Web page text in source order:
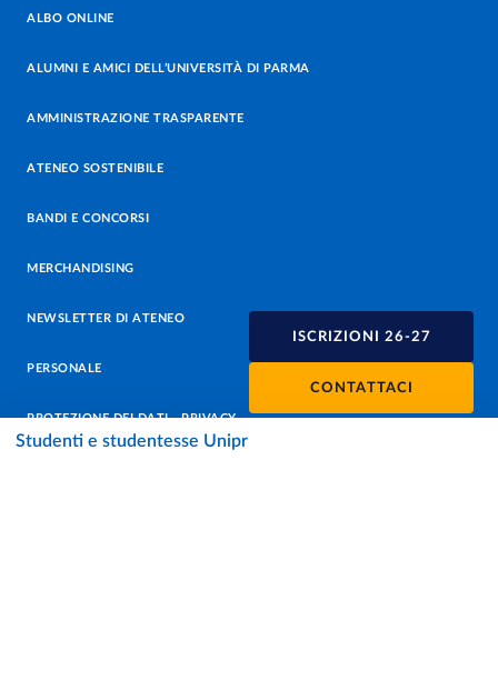
ISCRIZIONI 26-27
CONTATTACI
Studenti e studentesse Unipr
ALBO ONLINE
ALUMNI E AMICI DELL’UNIVERSITÀ DI PARMA
AMMINISTRAZIONE TRASPARENTE
ATENEO SOSTENIBILE
BANDI E CONCORSI
MERCHANDISING
NEWSLETTER DI ATENEO
PERSONALE
PROTEZIONE DEI DATI - PRIVACY